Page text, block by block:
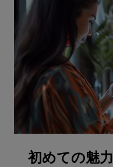
初めての魅力